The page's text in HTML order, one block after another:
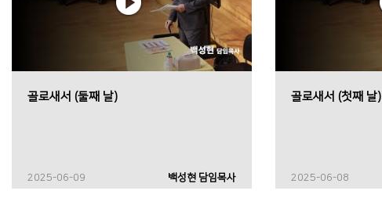
골로새서 (둘째 날)
2025-06-09 백성현 담임목사
골로새서 (첫째 날)
2025-06-08